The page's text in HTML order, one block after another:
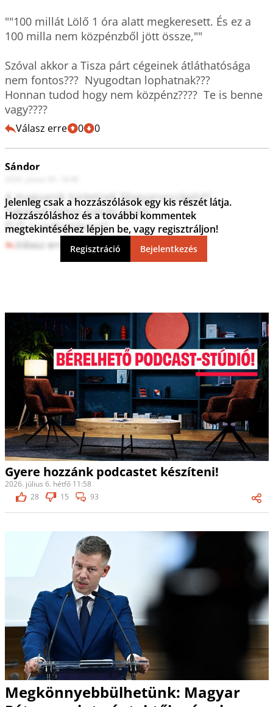
""100 millát Lölő 1 óra alatt megkeresett. És ez a
100 milla nem közpénzből jött össze,""
Szóval akkor a Tisza párt cégeinek átláthatósága
nem fontos???  Nyugodtan lophatnak???
Honnan tudod hogy nem közpénz????  Te is benne
vagy????
Válasz erre 0 0
Sándor
A magyarok tüntetnek Magyarországért!!
Takarodj foltos gatyás áruló!
ÉLŐ a vadhajtáson!!!
Válasz erre 2 0
Jelenleg csak a hozzászólások egy kis részét látja.
Hozzászóláshoz és a további kommentek
megtekintéséhez lépjen be, vagy regisztráljon!
Regisztráció Bejelentkezés
Gyere hozzánk podcastet készíteni!
2026. július 6. hétfő 11:58
28
15 93
Megkönnyebbülhetünk: Magyar